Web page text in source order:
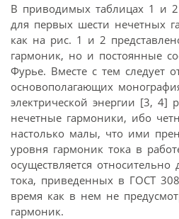
В приводимых таблицах 1 и
для первых шести нечетных
как на рис. 1 и 2
гармоник, но и постоянные
Фурье. Вместе с тем следует
основополагающих
электрической энергии [3, 4]
нечетные гармоники, ибо
настолько малы, что ими
уровня гармоник тока в
осуществляется
тока, приведенных в ГОСТ
время как в нем не
гармоник.